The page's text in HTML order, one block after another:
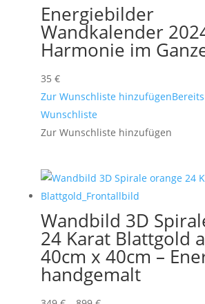
Energiebilder
Wandkalender
Harmonie im
35 €
Zur Wunschliste hinzufügen
Wunschliste
Zur Wunschliste hinzufügen
Wandbild 3D
24 Karat Blattgold
40cm x 40cm –
handgemalt